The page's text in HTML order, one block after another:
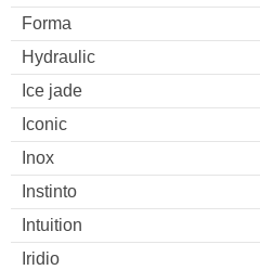
Forma
Hydraulic
Ice jade
Iconic
Inox
Instinto
Intuition
Iridio